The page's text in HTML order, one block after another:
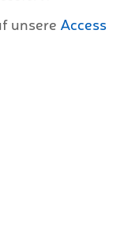
unsere Access